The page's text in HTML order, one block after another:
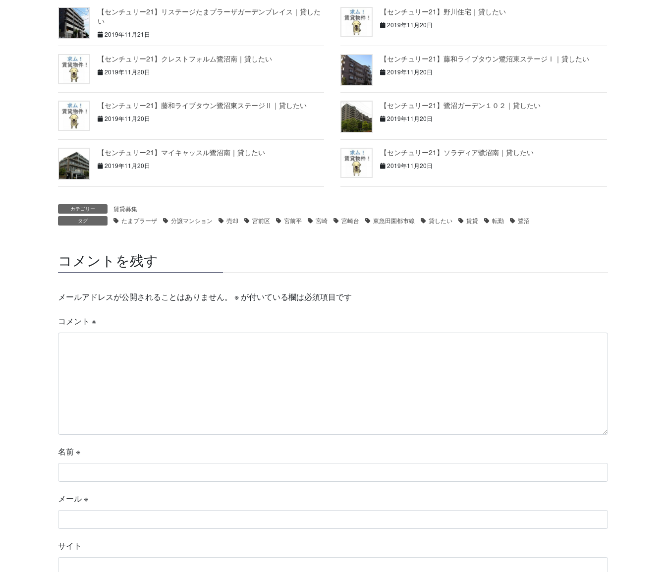
【センチュリー21】リステージたまプラーザガーデンプレイス｜貸した
い
2019年11月21日
【センチュリー21】野川住宅｜貸したい
2019年11月20日
【センチュリー21】クレストフォルム鷺沼南｜貸したい
2019年11月20日
【センチュリー21】藤和ライブタウン鷺沼東ステージⅠ｜貸したい
2019年11月20日
【センチュリー21】藤和ライブタウン鷺沼東ステージⅡ｜貸したい
2019年11月20日
【センチュリー21】鷺沼ガーデン１０２｜貸したい
2019年11月20日
【センチュリー21】マイキャッスル鷺沼南｜貸したい
2019年11月20日
【センチュリー21】ソラディア鷺沼南｜貸したい
2019年11月20日
カテゴリー 賃貸募集
タグ たまプラーザ 分譲マンション 売却 宮前区 宮前平 宮崎 宮崎台 東急田園都市線 貸したい 賃貸 転勤 鷺沼
コメントを残す
メールアドレスが公開されることはありません。 ※ が付いている欄は必須項目です
コメント ※
名前※
メール※
サイト